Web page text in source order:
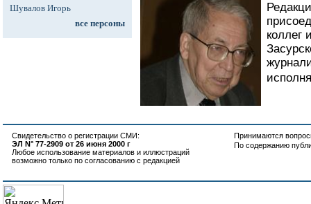
Шувалов Игорь
все персоны
коллег
Свидетельство о регистрации СМИ:
ЭЛ N° 77-2909 от 26 июня 2000 г
Любое использование материалов и иллюстраций
возможно только по согласованию с редакцией
Принимаются
По содержанию